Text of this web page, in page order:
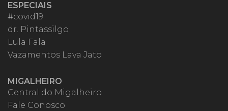
ESPECIAIS
#covid19
dr. Pintassilgo
Lula Fala
Vazamentos Lava Jato
MIGALHEIRO
Central do Migalheiro
Fale Conosco